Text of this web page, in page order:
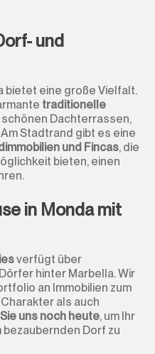
und
bietet eine große Vielfalt.
traditionelle
schönen Dachterrassen,
Stadtrand gibt es eine
und Fincas, die
bieten, einen
in Monda mit
verfügt über
hinter Marbella. Wir
an Immobilien zum
als auch
uns noch heute, um Ihr
Dorf zu